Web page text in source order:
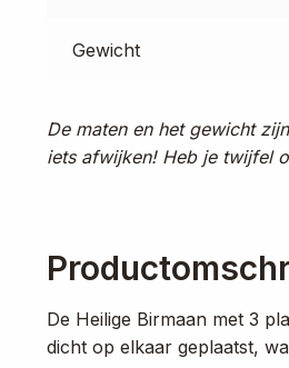
Gewicht
De maten en het gewicht
iets afwijken! Heb je twijfel
De Heilige Birmaan met 3
dicht op elkaar geplaatst,